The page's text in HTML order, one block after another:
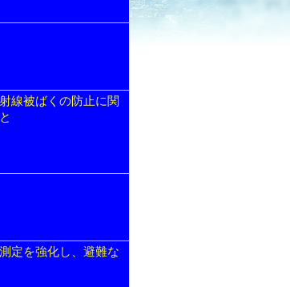
線被ばくの防止に関
定を強化し、避難な